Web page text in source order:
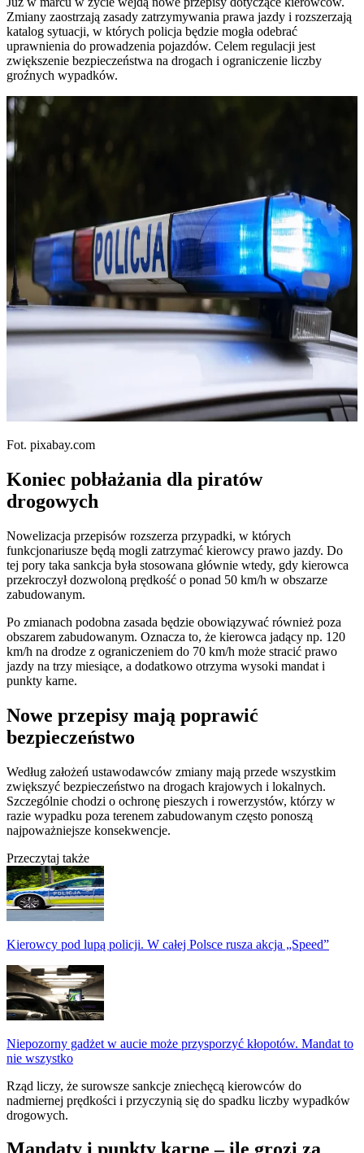
Zmiany zaostrzają zasady zatrzymywania prawa jazdy i rozszerzają
katalog sytuacji, w których policja będzie mogła odebrać
uprawnienia do prowadzenia pojazdów. Celem regulacji jest
zwiększenie bezpieczeństwa na drogach i ograniczenie liczby
groźnych wypadków.
Fot. pixabay.com
Koniec pobłażania dla piratów
drogowych
Nowelizacja przepisów rozszerza przypadki, w których
funkcjonariusze będą mogli zatrzymać kierowcy prawo jazdy. Do
tej pory taka sankcja była stosowana głównie wtedy, gdy kierowca
przekroczył dozwoloną prędkość o ponad 50 km/h w obszarze
zabudowanym.
Po zmianach podobna zasada będzie obowiązywać również poza
obszarem zabudowanym. Oznacza to, że kierowca jadący np. 120
km/h na drodze z ograniczeniem do 70 km/h może stracić prawo
jazdy na trzy miesiące, a dodatkowo otrzyma wysoki mandat i
punkty karne.
Nowe przepisy mają poprawić
bezpieczeństwo
Według założeń ustawodawców zmiany mają przede wszystkim
zwiększyć bezpieczeństwo na drogach krajowych i lokalnych.
Szczególnie chodzi o ochronę pieszych i rowerzystów, którzy w
razie wypadku poza terenem zabudowanym często ponoszą
najpoważniejsze konsekwencje.
Przeczytaj także
Kierowcy pod lupą policji. W całej Polsce rusza akcja „Speed”
Niepozorny gadżet w aucie może przysporzyć kłopotów. Mandat to
nie wszystko
Rząd liczy, że surowsze sankcje zniechęcą kierowców do
nadmiernej prędkości i przyczynią się do spadku liczby wypadków
drogowych.